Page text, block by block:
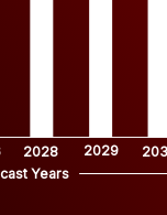
2028 2029
Years